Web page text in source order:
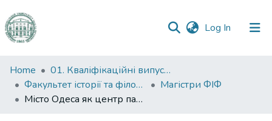
Log In (current)
Communities
&
Collections
Home
01. Кваліфікаційні випускні роботи здобувачів вищої освіти
Факультет історії та філософії
Магістри ФІФ
Місто Одеса як центр пасажирського транспорту (XIX- початок XX ст.)